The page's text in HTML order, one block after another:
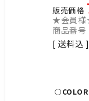
販売価格
★会員
商品番号
送料込
○COLOR